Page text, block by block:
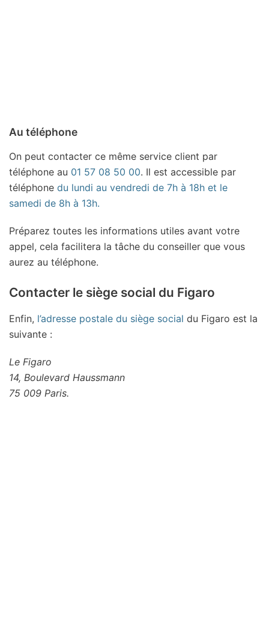
Au téléphone
On peut contacter ce même service client par
téléphone au 01 57 08 50 00. Il est accessible par
téléphone du lundi au vendredi de 7h à 18h et le
samedi de 8h à 13h.
Préparez toutes les informations utiles avant votre
appel, cela facilitera la tâche du conseiller que vous
aurez au téléphone.
Contacter le siège social du Figaro
Enfin, l’adresse postale du siège social du Figaro est la
suivante :
Le Figaro
14, Boulevard Haussmann
75 009 Paris.